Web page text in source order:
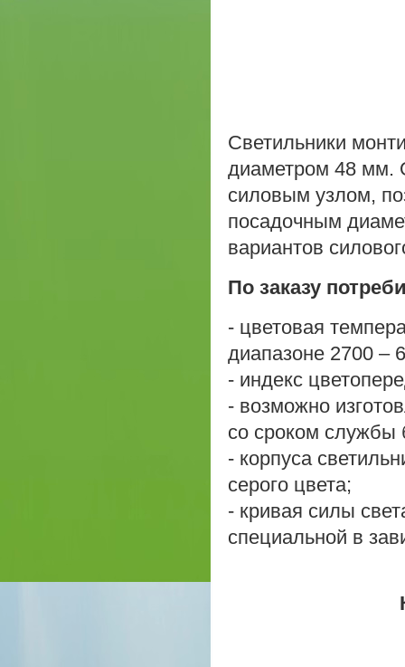
Светильники
диаметром 48 мм.
силовым узлом,
посадочным
вариантов
По заказу
- цветовая
диапазоне 2700 –
- индекс
- возможно
со сроком службы
- корпуса
серого цвета;
- кривая силы
специальной в